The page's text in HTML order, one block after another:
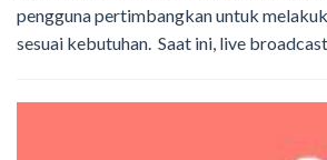
pengguna pertimbangkan untuk
sesuai kebutuhan. Saat ini, live broadcast